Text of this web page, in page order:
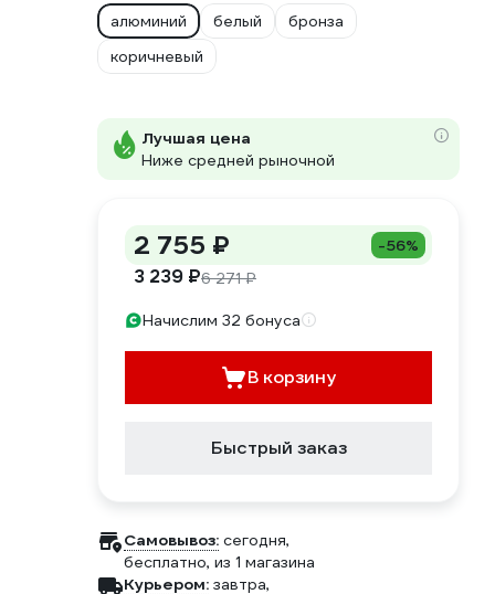
алюминий
белый
бронза
коричневый
Лучшая цена
Ниже средней рыночной
2 755 ₽ -56%
3 239 ₽6 271 ₽
Начислим 32 бонуса
В корзину
Быстрый заказ
Самовывоз: сегодня,
бесплатно, из 1 магазина
Курьером: завтра,